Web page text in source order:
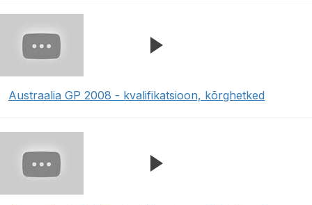
Austraalia GP 2008 - kvalifikatsioon, kõrghetked